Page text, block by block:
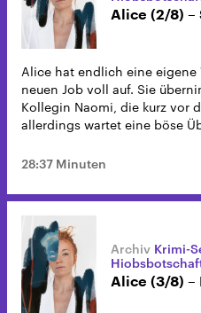
Alice (2/8) –
Alice hat endlich eine
neuen Job voll auf. Sie
Kollegin Naomi, die kurz vor
allerdings wartet eine böse
28:37 Minuten
Krimi-
Alice (3/8) –